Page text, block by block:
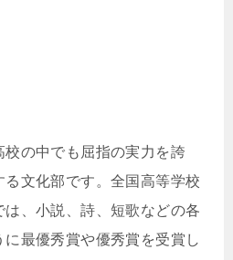
校の中でも屈指の実力を誇
る文化部です。全国高等学校
は、小説、詩、短歌などの各
最優秀賞や優秀賞を受賞し